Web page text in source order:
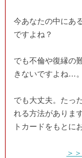
今あなたの中にあ
ですよね？
でも不倫や復縁の
きないですよね…。
でも大丈夫。たっ
れる方法がありま
トカードをもとに
＞